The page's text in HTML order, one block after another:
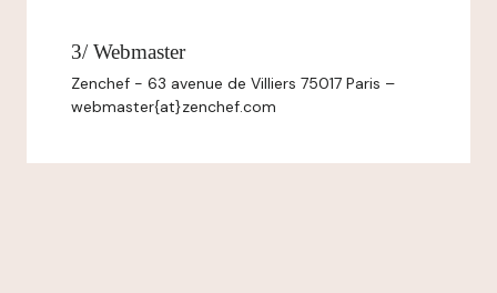
3/ Webmaster
Zenchef - 63 avenue de Villiers 75017 Paris –
webmaster{at}zenchef.com